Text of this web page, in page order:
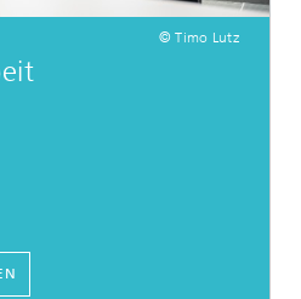
© Timo Lutz